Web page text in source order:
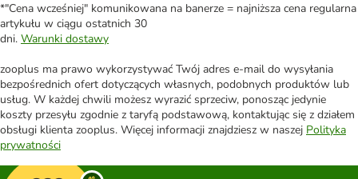
*"Cena wcześniej" komunikowana na banerze = najniższa cena regularna
artykułu w ciągu ostatnich 30
dni. Warunki dostawy
zooplus ma prawo wykorzystywać Twój adres e-mail do wysyłania
bezpośrednich ofert dotyczących własnych, podobnych produktów lub
usług. W każdej chwili możesz wyrazić sprzeciw, ponosząc jedynie
koszty przesyłu zgodnie z taryfą podstawową, kontaktując się z działem
obsługi klienta zooplus. Więcej informacji znajdziesz w naszej Polityka
prywatności